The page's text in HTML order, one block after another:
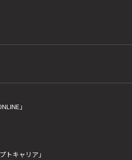
」
トキャリア」